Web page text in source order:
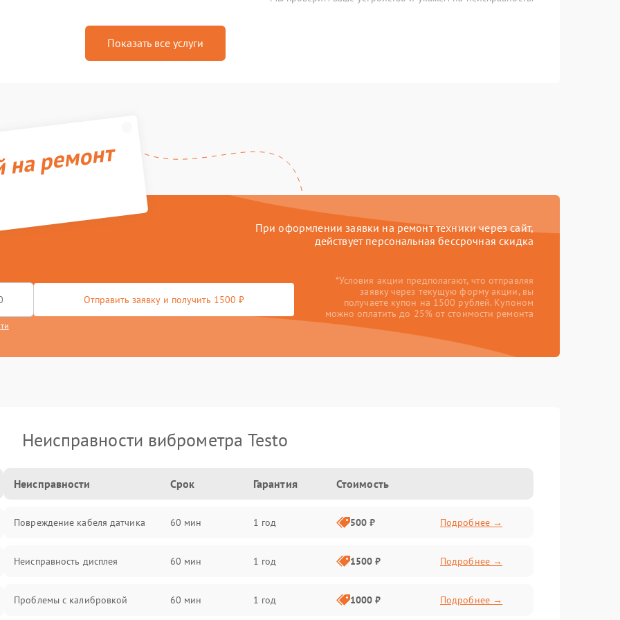
Показать все услуги
ремонт
При оформлении заявки на ремонт техники через сайт,
действует персональная бессрочная скидка
Отправить заявку и получить 1500 ₽
*Условия акции предполагают, что отправляя
заявку через текущую форму акции, вы
получаете купон на 1500 рублей. Купоном
можно оплатить до 25% от стоимости ремонта
Неисправности виброметра Testo
Неисправности Срок Гарантия Стоимость
Повреждение кабеля датчика 60 мин 1 год 500 ₽ Подробнее →
Неисправность дисплея 60 мин 1 год 1500 ₽ Подробнее →
Проблемы с калибровкой 60 мин 1 год 1000 ₽ Подробнее →